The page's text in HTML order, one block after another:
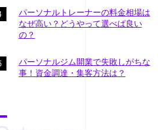
パーソナルトレーナーの料金相場は
なぜ高い？どうやって選べば良い
の？
パーソナルジム開業で失敗しがちな
事！資金調達・集客方法は？